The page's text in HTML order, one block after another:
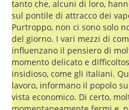
tanto che, alcuni di loro,
sul pontile di attracco dei
Purtroppo, non ci sono solo
del giorno. I vari mezzi di
influenzano il pensiero di
momento delicato e
insidioso, come gli italiani.
lavoro, informano il popolo
vista economico. Di certo,